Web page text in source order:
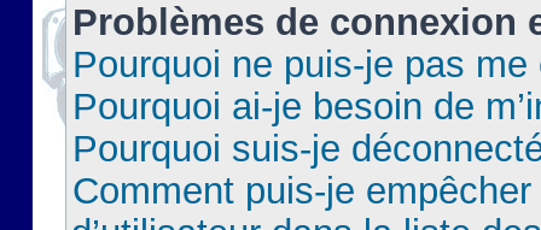
Problèmes de connexion
Pourquoi ne puis-je pas
Pourquoi ai-je besoin de
Pourquoi suis-je
Comment puis-je